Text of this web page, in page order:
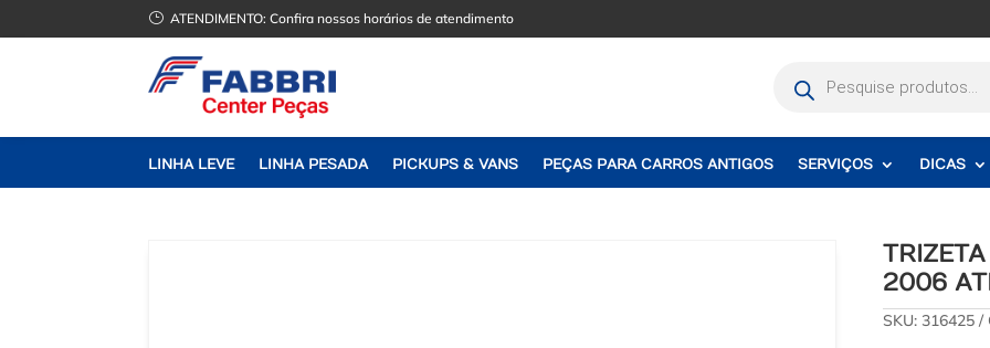
} ATENDIMENTO:Confira nossos horários de atendimento
produtos
LINHA LEVE LINHA PESADA PICKUPS & VANS PEÇAS PARA CARROS ANTIGOS SERVIÇOS DICAS
2006
SKU: 316425